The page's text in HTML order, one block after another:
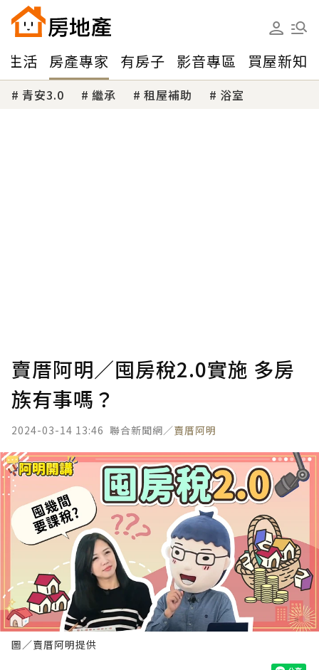
生活 房產專家 有房子 影音專區 買屋新知
青安3.0 繼承 租屋補助 浴室
賣厝阿明／囤房稅2.0實施 多房
族有事嗎？
2024-03-14 13:46 聯合新聞網／賣厝阿明
圖／賣厝阿明提供